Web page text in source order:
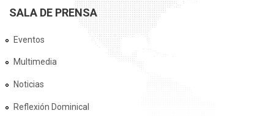
SALA DE PRENSA
Eventos
Multimedia
Noticias
Reflexión Dominical